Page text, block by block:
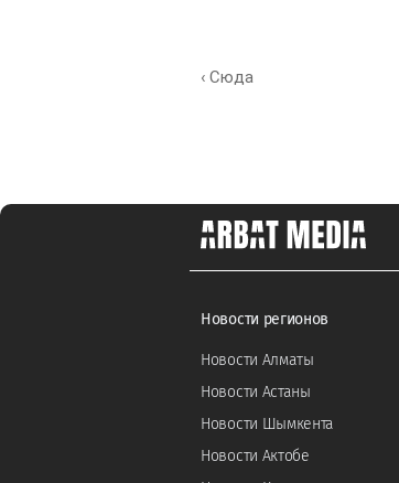
‹ Сюда
Новости регионов
Новости Алматы
Новости Астаны
Новости Шымкента
Новости Актобе